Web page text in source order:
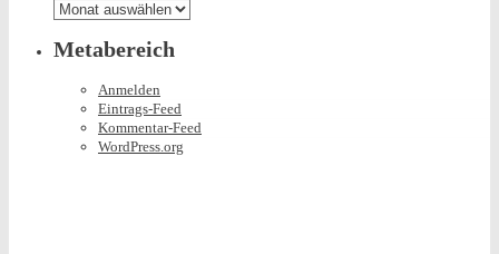
Archiv
Metabereich
Anmelden
Eintrags-Feed
Kommentar-Feed
WordPress.org